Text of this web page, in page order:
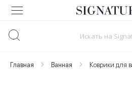
Skip
to
Главная Ванная Коврики для